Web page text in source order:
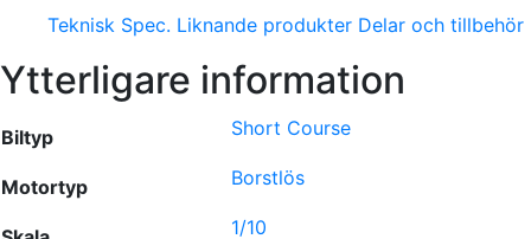
Teknisk Spec. Liknande produkter Delar och tillbehör
Ytterligare information
Biltyp Short Course
Motortyp Borstlös
1/10